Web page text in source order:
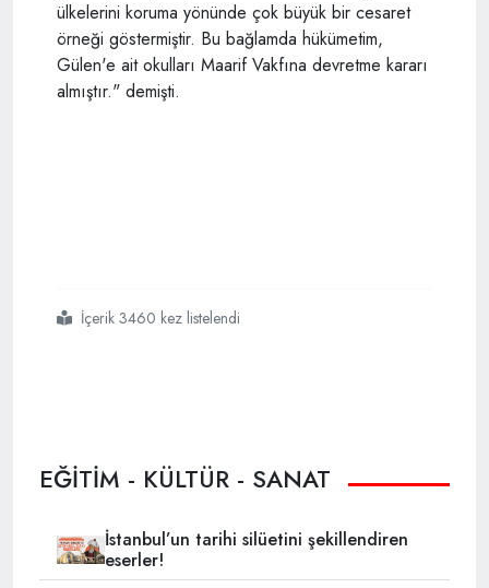
ülkelerini koruma yönünde çok büyük bir cesaret
örneği göstermiştir. Bu bağlamda hükümetim,
Gülen'e ait okulları Maarif Vakfına devretme kararı
almıştır." demişti.
#maarif
#vakfı
#fetönün
#hilesine
#karşı
#uyardıİçerik 3460 kez listelendi
EĞİTİM - KÜLTÜR - SANAT
İstanbul’un tarihi silüetini şekillendiren
eserler!